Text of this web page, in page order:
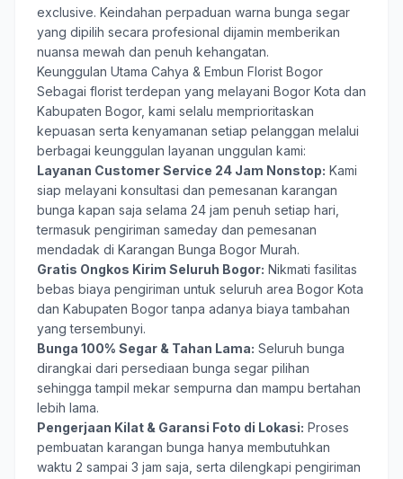
exclusive. Keindahan perpaduan warna bunga segar
yang dipilih secara profesional dijamin memberikan
nuansa mewah dan penuh kehangatan.
Keunggulan Utama Cahya & Embun Florist Bogor
Sebagai florist terdepan yang melayani Bogor Kota dan
Kabupaten Bogor, kami selalu memprioritaskan
kepuasan serta kenyamanan setiap pelanggan melalui
berbagai keunggulan layanan unggulan kami:
Layanan Customer Service 24 Jam Nonstop: Kami
siap melayani konsultasi dan pemesanan karangan
bunga kapan saja selama 24 jam penuh setiap hari,
termasuk pengiriman sameday dan pemesanan
mendadak di Karangan Bunga Bogor Murah.
Gratis Ongkos Kirim Seluruh Bogor: Nikmati fasilitas
bebas biaya pengiriman untuk seluruh area Bogor Kota
dan Kabupaten Bogor tanpa adanya biaya tambahan
yang tersembunyi.
Bunga 100% Segar & Tahan Lama: Seluruh bunga
dirangkai dari persediaan bunga segar pilihan
sehingga tampil mekar sempurna dan mampu bertahan
lebih lama.
Pengerjaan Kilat & Garansi Foto di Lokasi: Proses
pembuatan karangan bunga hanya membutuhkan
waktu 2 sampai 3 jam saja, serta dilengkapi pengiriman